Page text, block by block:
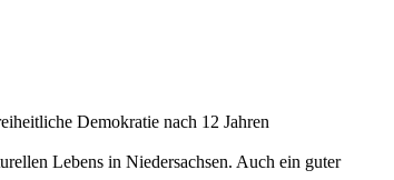
Demokratie nach 12 Jahren
Lebens in Niedersachsen. Auch ein guter